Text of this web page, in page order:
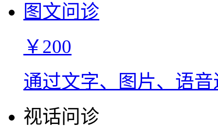
图文问诊
￥200
通过文字、图片、语
视话问诊